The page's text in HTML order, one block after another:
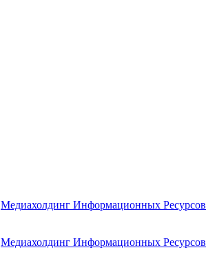
Медиахолдинг Информационных Ресурсов
Медиахолдинг Информационных Ресурсов